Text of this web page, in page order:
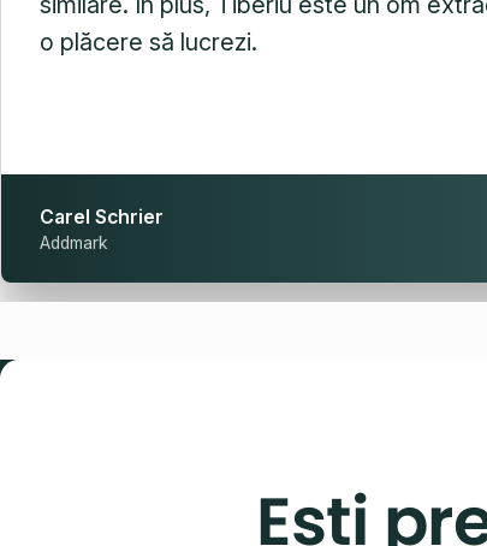
o plăcere să lucrezi.
Carel Schrier
Addmark
Ești